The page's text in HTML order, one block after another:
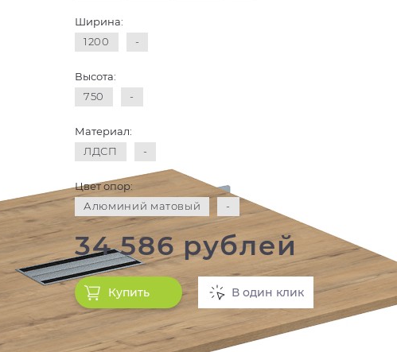
Ширина:
1200
-
Высота:
750
-
Материал:
ЛДСП
-
Цвет опор:
Алюминий матовый
-
34 586 рублей
Купить В один клик